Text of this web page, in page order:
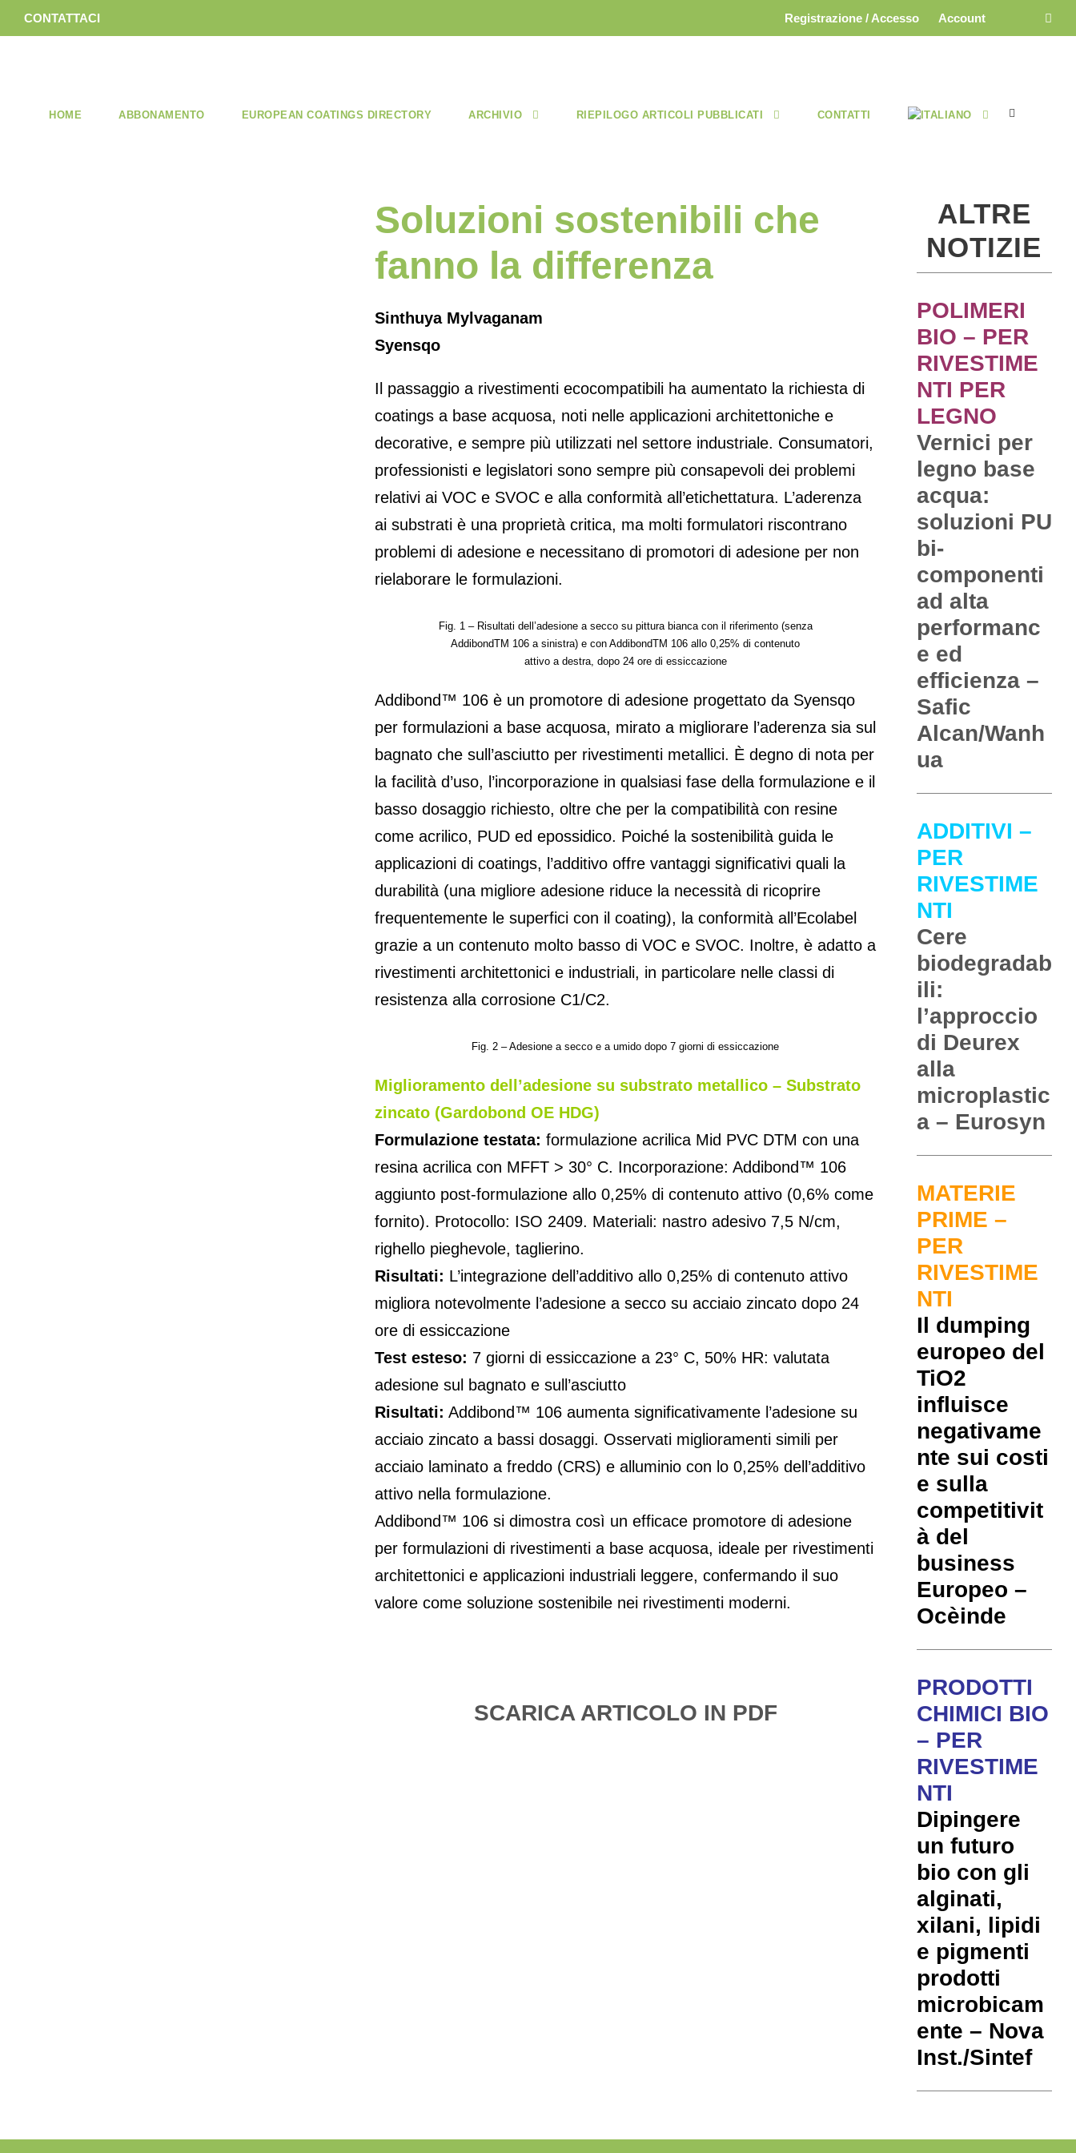
CONTATTACI Registrazione / Accesso Account
HOME ABBONAMENTO EUROPEAN COATINGS DIRECTORY ARCHIVIO RIEPILOGO ARTICOLI PUBBLICATI CONTATTI
Soluzioni sostenibili che
fanno la differenza
Sinthuya Mylvaganam
Syensqo
Il passaggio a rivestimenti ecocompatibili ha aumentato la richiesta di
coatings a base acquosa, noti nelle applicazioni architettoniche e
decorative, e sempre più utilizzati nel settore industriale. Consumatori,
professionisti e legislatori sono sempre più consapevoli dei problemi
relativi ai VOC e SVOC e alla conformità all’etichettatura. L’aderenza
ai substrati è una proprietà critica, ma molti formulatori riscontrano
problemi di adesione e necessitano di promotori di adesione per non
rielaborare le formulazioni.
Fig. 1 – Risultati dell’adesione a secco su pittura bianca con il riferimento (senza
AddibondTM 106 a sinistra) e con AddibondTM 106 allo 0,25% di contenuto
attivo a destra, dopo 24 ore di essiccazione
Addibond™ 106 è un promotore di adesione progettato da Syensqo
per formulazioni a base acquosa, mirato a migliorare l’aderenza sia sul
bagnato che sull’asciutto per rivestimenti metallici. È degno di nota per
la facilità d’uso, l’incorporazione in qualsiasi fase della formulazione e il
basso dosaggio richiesto, oltre che per la compatibilità con resine
come acrilico, PUD ed epossidico. Poiché la sostenibilità guida le
applicazioni di coatings, l’additivo offre vantaggi significativi quali la
durabilità (una migliore adesione riduce la necessità di ricoprire
frequentemente le superfici con il coating), la conformità all’Ecolabel
grazie a un contenuto molto basso di VOC e SVOC. Inoltre, è adatto a
rivestimenti architettonici e industriali, in particolare nelle classi di
resistenza alla corrosione C1/C2.
Fig. 2 – Adesione a secco e a umido dopo 7 giorni di essiccazione
Miglioramento dell’adesione su substrato metallico – Substrato
zincato (Gardobond OE HDG)
Formulazione testata: formulazione acrilica Mid PVC DTM con una
resina acrilica con MFFT > 30° C. Incorporazione: Addibond™ 106
aggiunto post-formulazione allo 0,25% di contenuto attivo (0,6% come
fornito). Protocollo: ISO 2409. Materiali: nastro adesivo 7,5 N/cm,
righello pieghevole, taglierino.
Risultati: L’integrazione dell’additivo allo 0,25% di contenuto attivo
migliora notevolmente l’adesione a secco su acciaio zincato dopo 24
ore di essiccazione
Test esteso: 7 giorni di essiccazione a 23° C, 50% HR: valutata
adesione sul bagnato e sull’asciutto
Risultati: Addibond™ 106 aumenta significativamente l’adesione su
acciaio zincato a bassi dosaggi. Osservati miglioramenti simili per
acciaio laminato a freddo (CRS) e alluminio con lo 0,25% dell’additivo
attivo nella formulazione.
Addibond™ 106 si dimostra così un efficace promotore di adesione
per formulazioni di rivestimenti a base acquosa, ideale per rivestimenti
architettonici e applicazioni industriali leggere, confermando il suo
valore come soluzione sostenibile nei rivestimenti moderni.
SCARICA ARTICOLO IN PDF
ALTRE
NOTIZIE
POLIMERI
BIO – PER
RIVESTIME
NTI PER
LEGNO
Vernici per
legno base
acqua:
soluzioni PU
bi-
componenti
ad alta
performanc
e ed
efficienza –
Safic
Alcan/Wanh
ua
ADDITIVI –
PER
RIVESTIME
NTI
Cere
biodegradab
ili:
l’approccio
di Deurex
alla
microplastic
a – Eurosyn
MATERIE
PRIME –
PER
RIVESTIME
NTI
Il dumping
europeo del
TiO2
influisce
negativame
nte sui costi
e sulla
competitivit
à del
business
Europeo –
Ocèinde
PRODOTTI
CHIMICI BIO
– PER
RIVESTIME
NTI
Dipingere
un futuro
bio con gli
alginati,
xilani, lipidi
e pigmenti
prodotti
microbicam
ente – Nova
Inst./Sintef